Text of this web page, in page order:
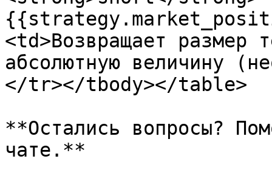
<td>Возвращает размер
абсолютную величину
</tr></tbody></table>
**Остались вопросы?
чате.**